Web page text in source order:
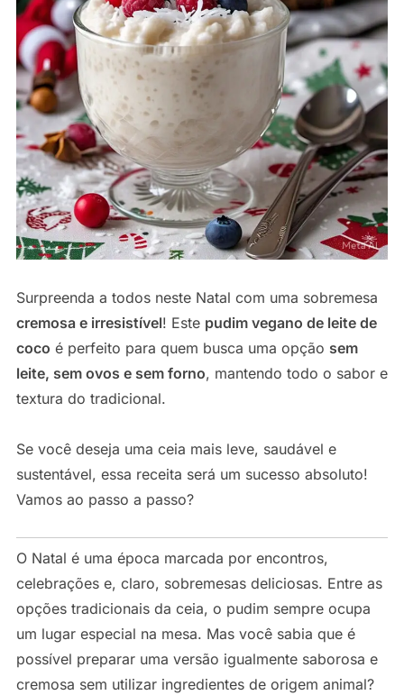
Surpreenda a todos neste Natal com uma sobremesa
cremosa e irresistível! Este pudim vegano de leite de
coco é perfeito para quem busca uma opção sem
leite, sem ovos e sem forno, mantendo todo o sabor e
textura do tradicional.
Se você deseja uma ceia mais leve, saudável e
sustentável, essa receita será um sucesso absoluto!
Vamos ao passo a passo?
O Natal é uma época marcada por encontros,
celebrações e, claro, sobremesas deliciosas. Entre as
opções tradicionais da ceia, o pudim sempre ocupa
um lugar especial na mesa. Mas você sabia que é
possível preparar uma versão igualmente saborosa e
cremosa sem utilizar ingredientes de origem animal?